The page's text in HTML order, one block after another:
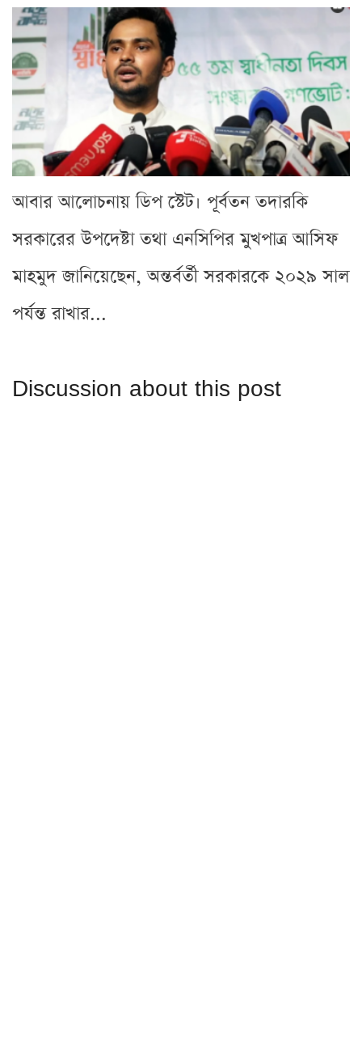
আবার আলোচনায় ডিপ স্টেট। পূর্বতন তদারকি
সরকারের উপদেষ্টা তথা এনসিপির মুখপাত্র আসিফ
মাহমুদ জানিয়েছেন, অন্তর্বর্তী সরকারকে ২০২৯ সাল
পর্যন্ত রাখার...
Discussion about this post